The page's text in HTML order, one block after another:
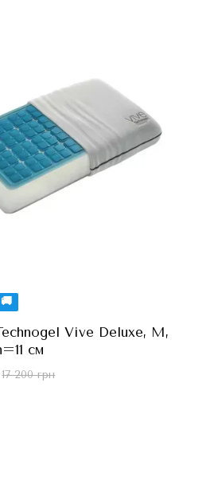
Vive Deluxe, M,
см
17 200 грн